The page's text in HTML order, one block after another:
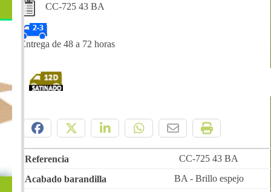
CC-725 43 BA
Entrega de 48 a 72 horas
CC-725 43 BA
BA - Brillo espejo